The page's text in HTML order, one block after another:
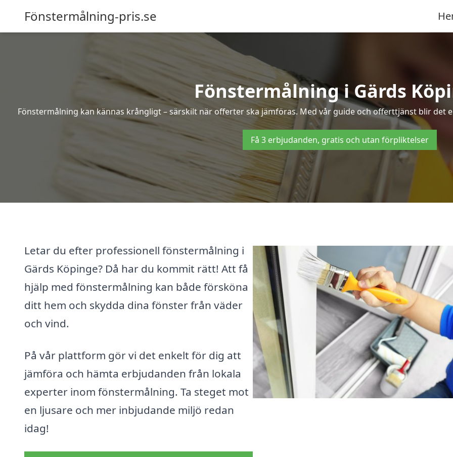
Fönstermålning-pris.se
Fönstermålning i Gärds
Fönstermålning kan kännas krångligt – särskilt när offerter ska jämföras. Med vår guide och offerttjänst blir det
Få 3 erbjudanden, gratis och utan förpliktelser
Letar du efter professionell fönstermålning i
Gärds Köpinge? Då har du kommit rätt! Att få
hjälp med fönstermålning kan både försköna
ditt hem och skydda dina fönster från väder
och vind.
På vår plattform gör vi det enkelt för dig att
jämföra och hämta erbjudanden från lokala
experter inom fönstermålning. Ta steget mot
en ljusare och mer inbjudande miljö redan
idag!